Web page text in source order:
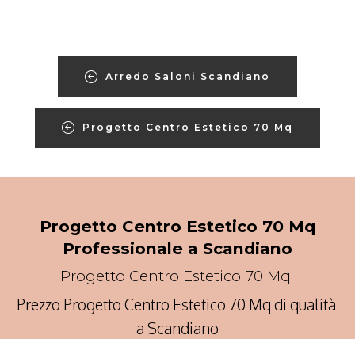
Arredo Saloni Scandiano
Progetto Centro Estetico 70 Mq
Progetto Centro Estetico 70 Mq
Professionale a Scandiano
Progetto Centro Estetico 70 Mq
Prezzo Progetto Centro Estetico 70 Mq di qualità
a Scandiano